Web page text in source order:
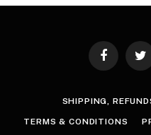
Facebook
SHIPPING,
TERMS & CONDITIONS